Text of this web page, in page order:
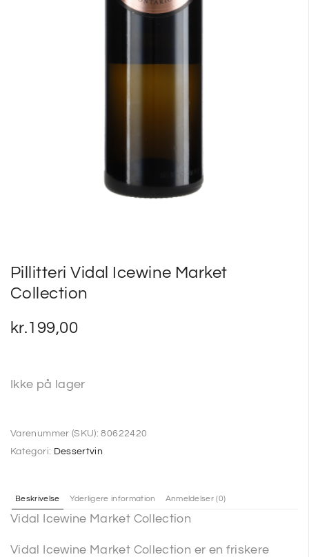
Pillitteri Vidal Icewine Market
Collection
kr.199,00
Ikke på lager
Varenummer (SKU):80622420
Kategori: Dessertvin
Beskrivelse Yderligere information Anmeldelser (0)
Vidal Icewine Market Collection
Vidal Icewine Market Collection er en friskere